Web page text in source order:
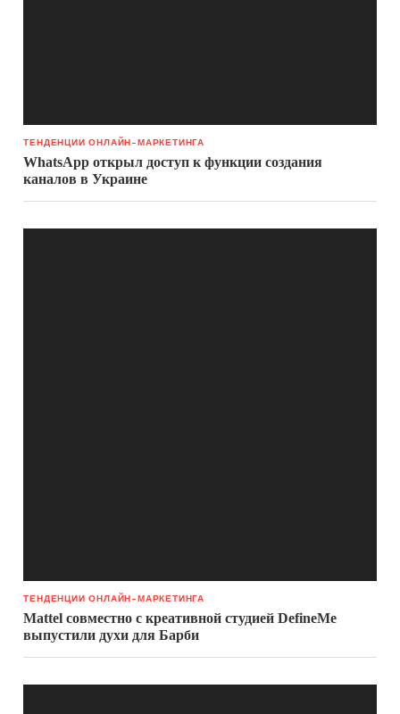
ТЕНДЕНЦИИ ОНЛАЙН-МАРКЕТИНГА
WhatsApp открыл доступ к функции создания
каналов в Украине
ТЕНДЕНЦИИ ОНЛАЙН-МАРКЕТИНГА
Mattel совместно с креативной студией DefineMe
выпустили духи для Барби